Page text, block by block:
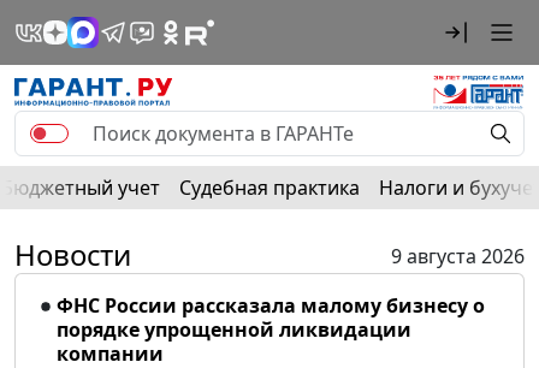
Бюджетный учет Судебная практика Налоги и
Новости
9 августа 2026
ФНС России рассказала малому бизнесу о
порядке упрощенной ликвидации
компании